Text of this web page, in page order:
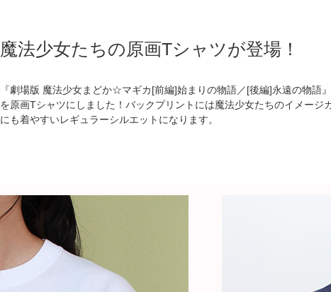
魔法少女たちの原画Tシャツが登場！
『劇場版 魔法少女まどか☆マギカ[前編]始まりの物語／[後編]永遠の物語
を原画Tシャツにしました！バックプリントには魔法少女たちのイメージ
にも着やすいレギュラーシルエットになります。